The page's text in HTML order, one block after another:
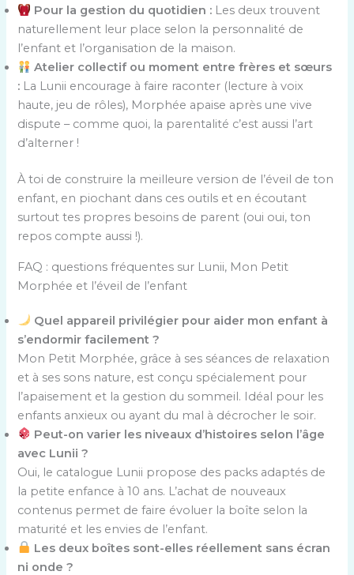
Pour la gestion du quotidien : Les deux trouvent
naturellement leur place selon la personnalité de
l’enfant et l’organisation de la maison.
Atelier collectif ou moment entre frères et sœurs
: La Lunii encourage à faire raconter (lecture à voix
haute, jeu de rôles), Morphée apaise après une vive
dispute – comme quoi, la parentalité c’est aussi l’art
d’alterner !
À toi de construire la meilleure version de l’éveil de ton
enfant, en piochant dans ces outils et en écoutant
surtout tes propres besoins de parent (oui oui, ton
repos compte aussi !).
FAQ : questions fréquentes sur Lunii, Mon Petit
Morphée et l’éveil de l’enfant
Quel appareil privilégier pour aider mon enfant à
s’endormir facilement ?
Mon Petit Morphée, grâce à ses séances de relaxation
et à ses sons nature, est conçu spécialement pour
l’apaisement et la gestion du sommeil. Idéal pour les
enfants anxieux ou ayant du mal à décrocher le soir.
Peut-on varier les niveaux d’histoires selon l’âge
avec Lunii ?
Oui, le catalogue Lunii propose des packs adaptés de
la petite enfance à 10 ans. L’achat de nouveaux
contenus permet de faire évoluer la boîte selon la
maturité et les envies de l’enfant.
Les deux boîtes sont-elles réellement sans écran
ni onde ?